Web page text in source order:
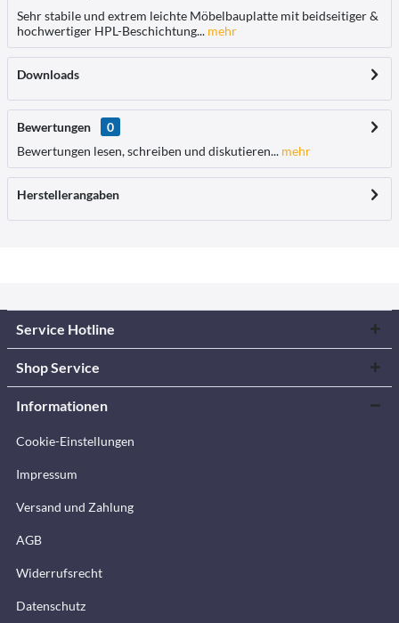
Sehr stabile und extrem leichte Möbelbauplatte mit beidseitiger &
hochwertiger HPL-Beschichtung... mehr
Downloads
Bewertungen
0
Bewertungen lesen, schreiben und diskutieren... mehr
Herstellerangaben
Service Hotline
Shop Service
Informationen
Cookie-Einstellungen
Impressum
Versand und Zahlung
AGB
Widerrufsrecht
Datenschutz